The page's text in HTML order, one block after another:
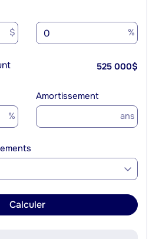
$ %
525 000$
%
Amortissement
ans
Calculer